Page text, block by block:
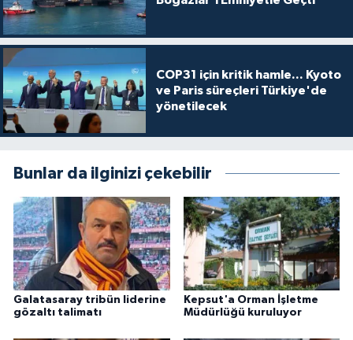
COP31 için kritik hamle... Kyoto
ve Paris süreçleri Türkiye'de
yönetilecek
Bunlar da ilginizi çekebilir
Galatasaray tribün liderine
gözaltı talimatı
Kepsut'a Orman İşletme
Müdürlüğü kuruluyor